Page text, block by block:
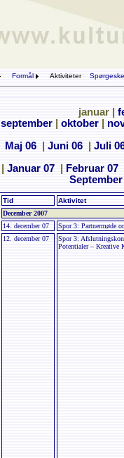
Formål Aktiviteter
januar |
september |oktober
Maj 06
|Juni 06 |Juli
Januar 07 Februar 07
Tid
Aktivitet
December 2007
14. december 07
Spor 3: Partnermøde
12. december 07
Spor 3:
Potentialer – Kreative